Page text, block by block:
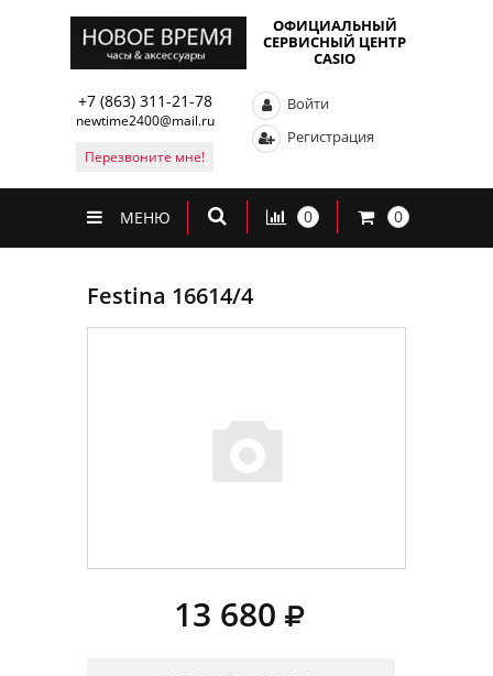
ОФИЦИАЛЬНЫЙ
СЕРВИСНЫЙ ЦЕНТР
CASIO
+7 (863) 311-21-78
newtime2400@mail.ru
Перезвоните мне!
Войти
Регистрация
МЕНЮ 0 0
Festina 16614/4
13 680